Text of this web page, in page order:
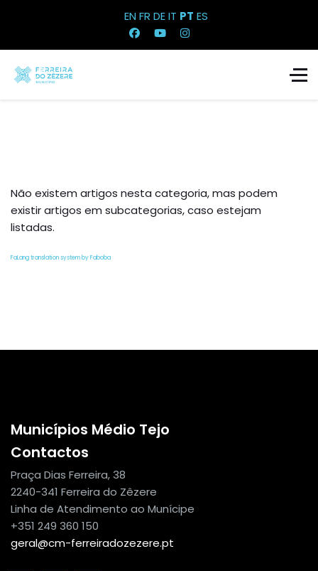
EN FR DEIT PT ES
Não existem artigos nesta categoria, mas podem
existir artigos em subcategorias, caso estejam
listadas.
FaLang translation system by Faboba
Municípios Médio Tejo
Contactos
Praça Dias Ferreira, 38
2240-341 Ferreira do Zêzere
Linha de Atendimento ao Munícipe
+351 249 360 150
geral@cm-ferreiradozezere.pt